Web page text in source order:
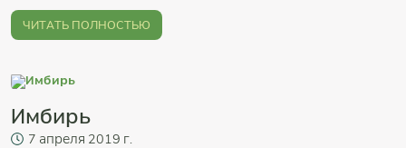
ЧИТАТЬ ПОЛНОСТЬЮ
Имбирь
7 апреля 2019 г.